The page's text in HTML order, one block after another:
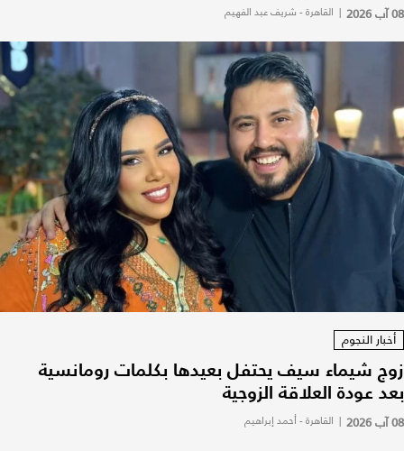
08 آب 2026 | القاهرة - شريف عبد الفهيم
أخبار النجوم
زوج شيماء سيف يحتفل بعيدها بكلمات رومانسية
بعد عودة العلاقة الزوجية
08 آب 2026 | القاهرة - أحمد إبراهيم